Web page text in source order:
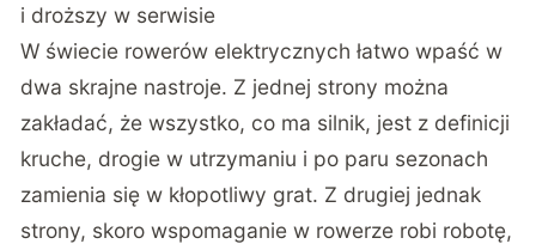
i droższy w serwisie
W świecie rowerów elektrycznych łatwo wpaść w
dwa skrajne nastroje. Z jednej strony można
zakładać, że wszystko, co ma silnik, jest z definicji
kruche, drogie w utrzymaniu i po paru sezonach
zamienia się w kłopotliwy grat. Z drugiej jednak
strony, skoro wspomaganie w rowerze robi robotę,